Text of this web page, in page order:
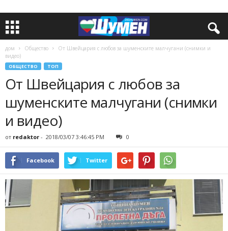
дом Общество
От Швейцария с любов за шуменските малчугани (снимки и
видео)
ОБЩЕСТВО ТОП
От Швейцария с любов за
шуменските малчугани (снимки
и видео)
от redaktor - 2018/03/07 3:46:45 PM 0
Facebook Twitter